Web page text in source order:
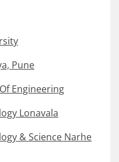
Pune
Engineering
Lonavala
& Science Narhe